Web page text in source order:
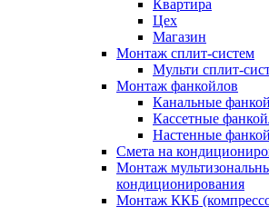
Квартира
Цех
Магазин
Монтаж сплит-систем
Мульти сплит-
Монтаж фанкойлов
Канальные
Кассетные
Настенные
Смета на
Монтаж
кондиционирования
Монтаж ККБ